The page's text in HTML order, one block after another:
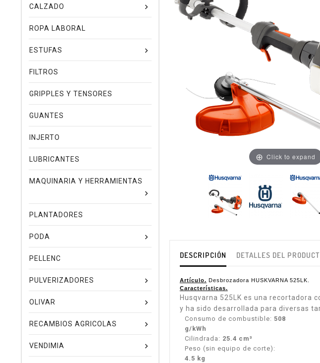
CALZADO
ROPA LABORAL
ESTUFAS
FILTROS
GRIPPLES Y TENSORES
GUANTES
INJERTO
LUBRICANTES
MAQUINARIA Y HERRAMIENTAS
PLANTADORES
PODA
PELLENC
PULVERIZADORES
OLIVAR
RECAMBIOS AGRICOLAS
VENDIMIA
Click to expand
DESCRIPCIÓN DETALLES DEL
Artículo. Desbrozadora HUSKVARNA 525LK.
Características.
Husqvarna 525LK es una recortadora
y ha sido desarrollada para diversas
Consumo de combustible: 508
g/kWh
Cilindrada: 25.4 cm³
Peso (sin equipo de corte):
4.5 kg